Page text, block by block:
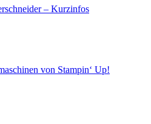
– Kurzinfos
von Stampin‘ Up!